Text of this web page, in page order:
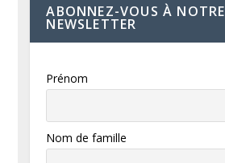
ABONNEZ-VOUS À NOTRE
NEWSLETTER
Prénom
Nom de famille